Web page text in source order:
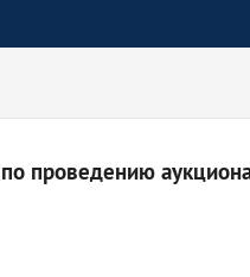
проведению